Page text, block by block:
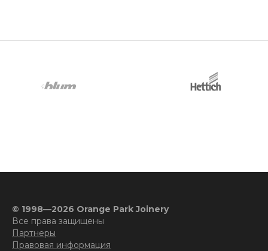
© 1998—2026 Orange Park Joinery
Все права защищены
Партнеры
Правовая информация